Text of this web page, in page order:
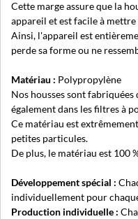
Cette marge assure que la
appareil et est facile à mettre
Ainsi, l'appareil est
perde sa forme ou ne
Matériau : Polypropylène
Nos housses sont
également dans les filtres à
Ce matériau est
petites particules.
De plus, le matériau est 100
Développement spécial :
individuellement pour
Production individuelle :